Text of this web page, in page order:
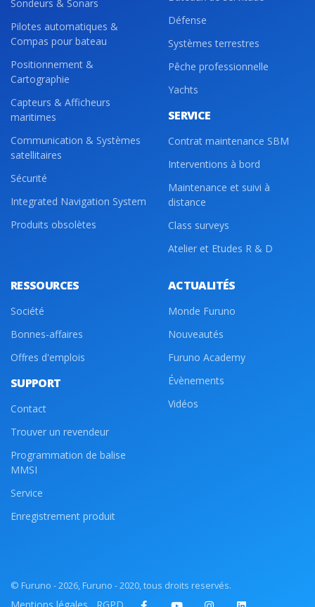
Sondeurs & Sonars
Pilotes automatiques &
Compas pour bateau
Positionnement &
Cartographie
Capteurs & Afficheurs
maritimes
Communication & Systèmes
satellitaires
Sécurité
Integrated Navigation System
Produits obsolètes
Défense
Systèmes terrestres
Pêche professionnelle
Yachts
SERVICE
Contrat maintenance SBM
Interventions à bord
Maintenance et suivi à
distance
Class surveys
Atelier et Etudes R & D
RESSOURCES
Société
Bonnes-affaires
Offres d'emplois
SUPPORT
Contact
Trouver un revendeur
Programmation de balise
MMSI
Service
Enregistrement produit
ACTUALITÉS
Monde Furuno
Nouveautés
Furuno Academy
Évènements
Vidéos
© Furuno - 2026, Furuno - 2020, tous droits reservés.